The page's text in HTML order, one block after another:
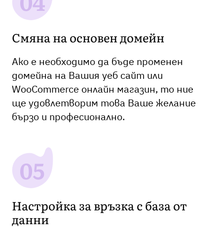
Смяна на основен домейн
Ако е необходимо да бъде променен
домейна на Вашия уеб сайт или
WooCommerce онлайн магазин, то ние
ще удовлетворим това Ваше желание
бързо и професионално.
Настройка за връзка с база от
данни